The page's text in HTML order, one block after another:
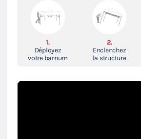
1.
Déployez
votre barnum
2.
Enclenchez
la structure